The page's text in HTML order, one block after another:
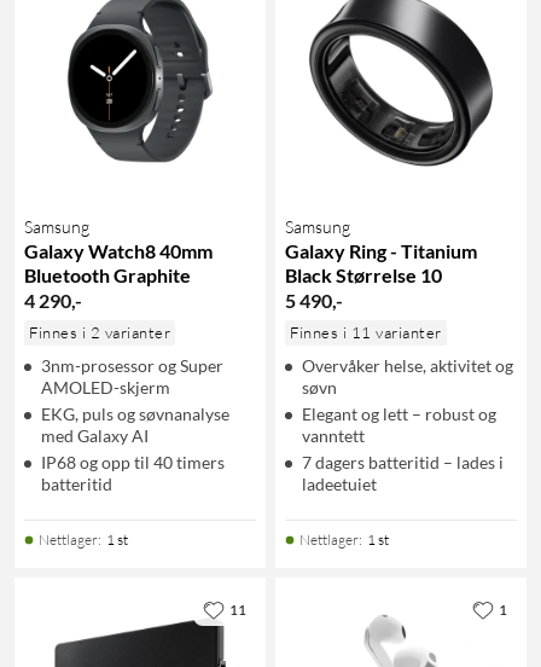
Samsung
Galaxy Watch8 40mm
Bluetooth Graphite
4 290,-
Finnes i 2 varianter
3nm-prosessor og Super
AMOLED-skjerm
EKG, puls og søvnanalyse
med Galaxy AI
IP68 og opp til 40 timers
batteritid
Nettlager: 1 st
Samsung
Galaxy Ring - Titanium
Black Størrelse 10
5 490,-
Finnes i 11 varianter
Overvåker helse, aktivitet og
søvn
Elegant og lett – robust og
vanntett
7 dagers batteritid – lades i
ladeetuiet
Nettlager: 1 st
11 1